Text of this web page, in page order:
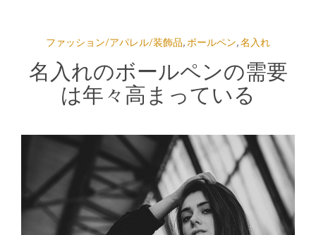
ファッション/アパレル/装飾品,ボールペン,名入れ
名入れのボールペンの需要
は年々高まっている